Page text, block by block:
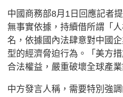
中國商務部8月1日回應記者
無事實依據，持續借所謂「
名，依據國內法肆意對中國
型的經濟脅迫行為。「美方
合法權益，嚴重破壞全球產
中方發言人稱，需要特別強